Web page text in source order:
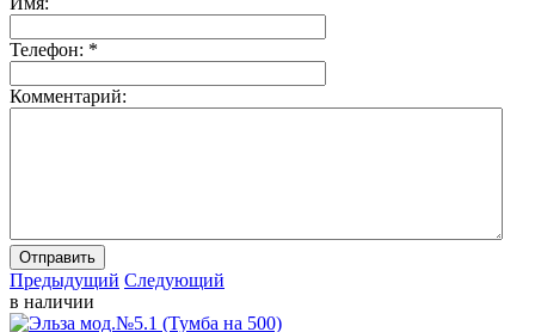
Телефон: *
Комментарий:
Отправить
Предыдущий Следующий
в наличии